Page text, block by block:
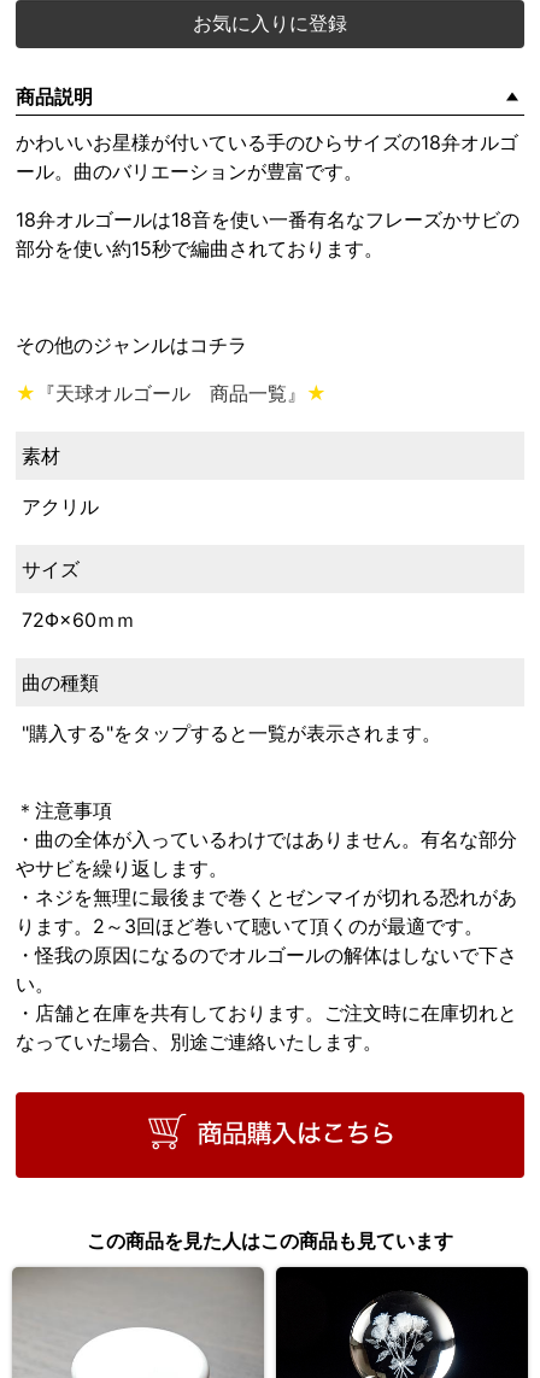
お気に入りに登録
商品説明
かわいいお星様が付いている手のひらサイズの18弁オルゴ
ール。曲のバリエーションが豊富です。
18弁オルゴールは18音を使い一番有名なフレーズかサビの
部分を使い約15秒で編曲されております。
その他のジャンルはコチラ
★ 『天球オルゴール 商品一覧』 ★
素材
アクリル
サイズ
72Φ×60ｍｍ
曲の種類
"購入する"をタップすると一覧が表示されます。
＊注意事項
・曲の全体が入っているわけではありません。有名な部分
やサビを繰り返します。
・ネジを無理に最後まで巻くとゼンマイが切れる恐れがあ
ります。2～3回ほど巻いて聴いて頂くのが最適です。
・怪我の原因になるのでオルゴールの解体はしないで下さ
い。
・店舗と在庫を共有しております。ご注文時に在庫切れと
なっていた場合、別途ご連絡いたします。
この商品を見た人はこの商品も見ています